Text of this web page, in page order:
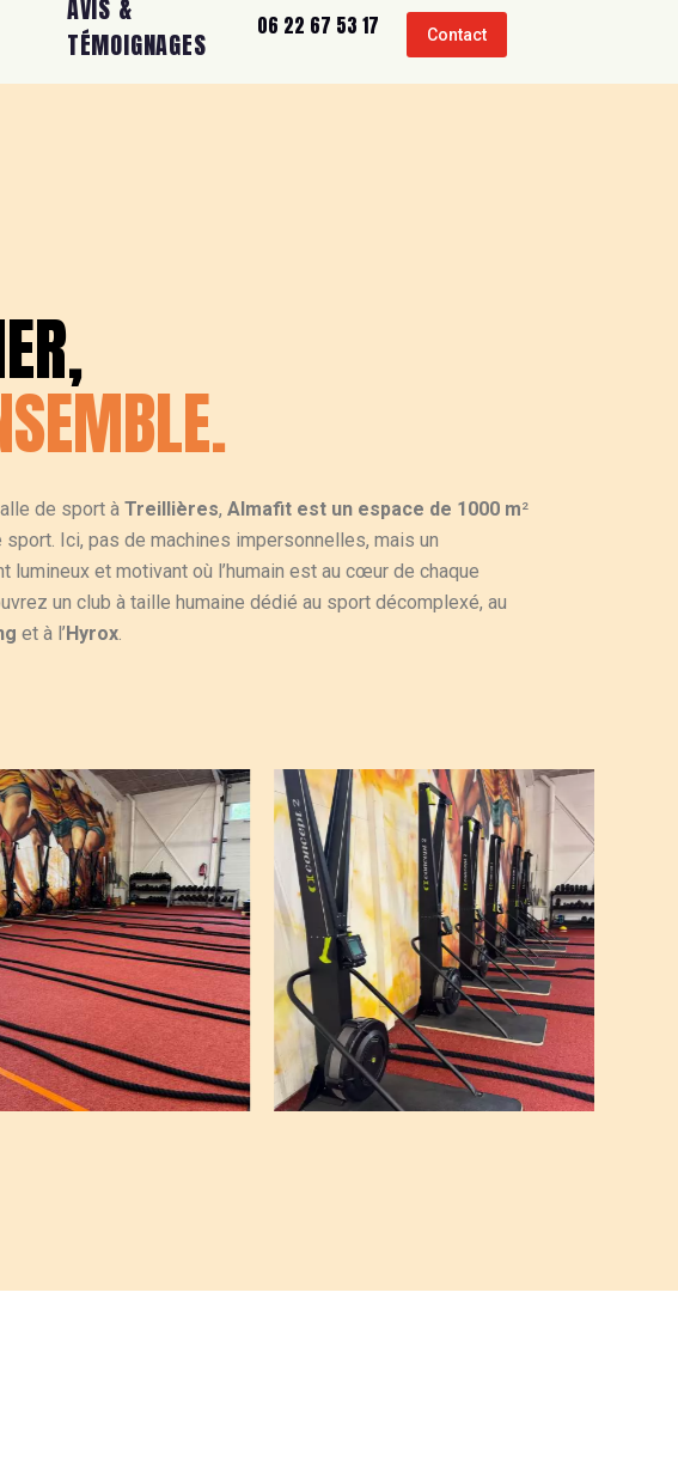
AVIS &
TÉMOIGNAGES
06 22 67 53 17 Contact
de sport à Treillières, Almafit est un espace de 1000 m²
sport. Ici, pas de machines impersonnelles, mais un
lumineux et motivant où l’humain est au cœur de chaque
un club à taille humaine dédié au sport décomplexé, au
et à l’ Hyrox.